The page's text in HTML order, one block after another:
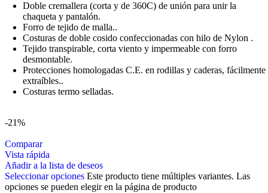
Doble cremallera (corta y de 360C) de unión para unir la
chaqueta y pantalón.
Forro de tejido de malla..
Costuras de doble cosido confeccionadas con hilo de Nylon .
Tejido transpirable, corta viento y impermeable con forro
desmontable.
Protecciones homologadas C.E. en rodillas y caderas, fácilmente
extraíbles..
Costuras termo selladas.
-21%
Comparar
Vista rápida
Añadir a la lista de deseos
Seleccionar opciones Este producto tiene múltiples variantes. Las
opciones se pueden elegir en la página de producto